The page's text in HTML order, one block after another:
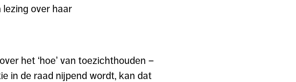
lezing over haar
het ‘hoe’ van toezichthouden –
in de raad nijpend wordt, kan dat